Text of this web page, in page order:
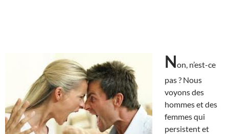
Non, n’est-ce
pas ? Nous
voyons des
hommes et des
femmes qui
persistent et